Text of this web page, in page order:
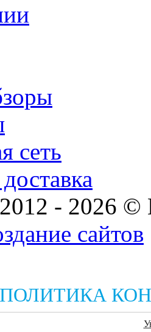
сеть
- 2026 ©
сайтов
ПОЛИТИКА